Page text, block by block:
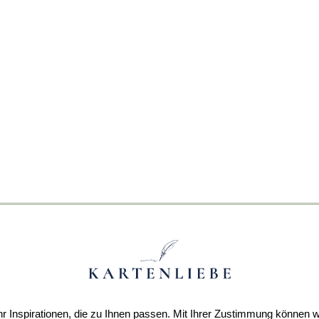
Inspirationen, die zu Ihnen passen. Mit Ihrer Zustimmung können